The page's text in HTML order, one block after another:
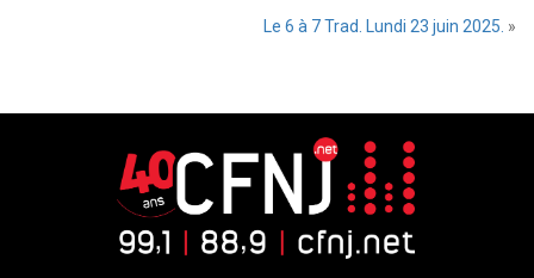
Le 6 à 7 Trad. Lundi 23 juin 2025. »